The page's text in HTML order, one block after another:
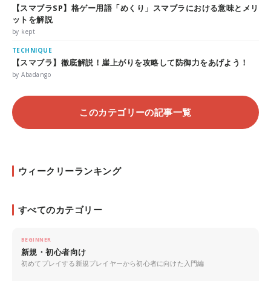
【スマブラSP】格ゲー用語「めくり」スマブラにおける意味とメリ
ットを解説
by kept
TECHNIQUE
【スマブラ】徹底解説！崖上がりを攻略して防御力をあげよう！
by Abadango
このカテゴリーの記事一覧
ウィークリーランキング
すべてのカテゴリー
BEGINNER
新規・初心者向け
初めてプレイする新規プレイヤーから初心者に向けた入門編